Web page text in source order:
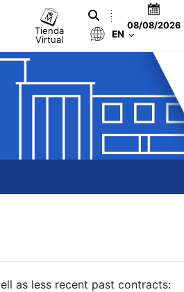
Tienda
Virtual
08/08/2026
EN
as less recent past contracts: